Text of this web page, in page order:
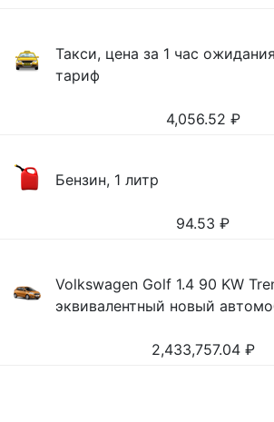
Такси, цена за 1 час
тариф
4,056.52 ₽
Бензин, 1 литр
94.53 ₽
Volkswagen Golf 1.4 90 KW
эквивалентный новый
2,433,757.04 ₽